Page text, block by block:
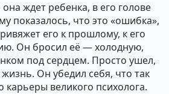
ждет ребенка, в его голове
показалось, что это «ошибка»,
его к прошлому, к его
Он бросил её — холодную,
под сердцем. Просто ушел,
Он убедил себя, что так
карьеры великого психолога.